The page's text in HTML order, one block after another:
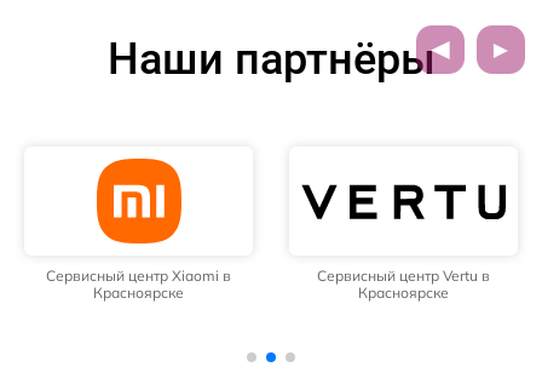
Наши партнёры
Сервисный центр Xiaomi в
Красноярске
Сервисный центр Vertu в
Красноярске